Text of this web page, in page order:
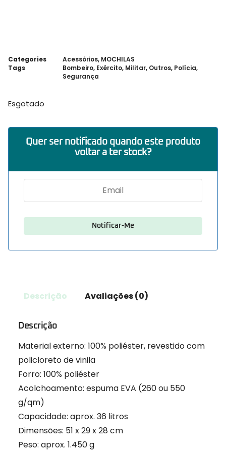
Categories Acessórios, MOCHILAS
Tags
Bombeiro, Exército, Militar, Outros, Polícia,
Segurança
Esgotado
Quer ser notificado quando este produto
voltar a ter stock?
Descrição Avaliações (0)
Descrição
Material externo: 100% poliéster, revestido com
policloreto de vinila
Forro: 100% poliéster
Acolchoamento: espuma EVA (260 ou 550
g/qm)
Capacidade: aprox. 36 litros
Dimensões: 51 x 29 x 28 cm
Peso: aprox. 1.450 g